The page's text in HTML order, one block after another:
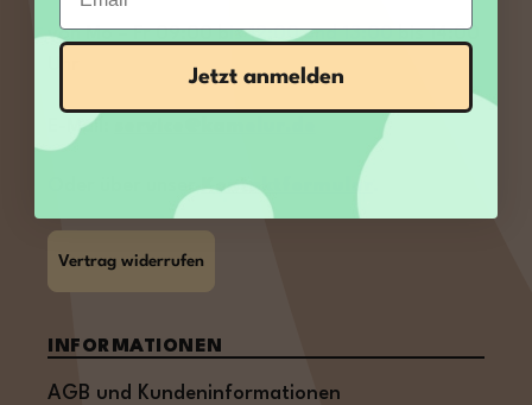
von Mo – Fr 09:00 bis 12:00 und 13:00 bis 14:00
E-Mail:
Oder über unserKontaktformular
Vertrag widerrufen
INFORMATIONEN
AGB und Kundeninformationen
Jetzt anmelden